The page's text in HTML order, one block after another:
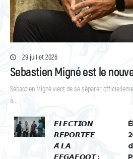
29 juillet 2026
Sebastien Migné est le
Sébastien Migné vient de se séparer
à...
𝙀𝙇𝙀𝘾𝙏𝙄𝙊𝙉
𝙍𝙀𝙋𝙊𝙍𝙏𝙀́𝙀
𝘼̀ 𝙇𝘼
𝙁𝙀𝙂𝘼𝙁𝙊𝙊𝙏 :